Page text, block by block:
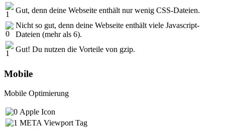
Gut, denn deine Webseite enthält nur wenig CSS-Dateien.
Nicht so gut, denn deine Webseite enthält viele Javascript-
Dateien (mehr als 6).
Gut! Du nutzen die Vorteile von gzip.
Mobile
Mobile Optimierung
Apple Icon
META Viewport Tag